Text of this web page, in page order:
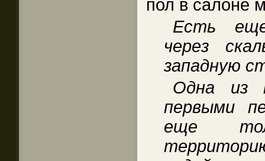
пол в салоне
Есть еще
через
западную
Одна из
первыми
еще